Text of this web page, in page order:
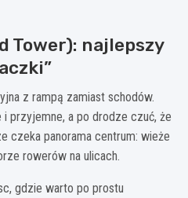
Tower): najlepszy
z rampą zamiast schodów.
przyjemne, a po drodze czuć, że
czeka panorama centrum: wieże
rowerów na ulicach.
gdzie warto po prostu